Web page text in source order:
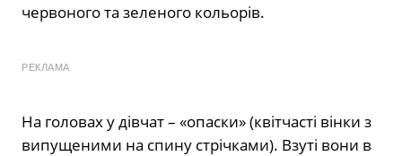
червоного та зеленого кольорів.
РЕКЛАМА
На головах у дівчат – «опаски» (квітчасті вінки з
випущеними на спину стрічками). Взуті вони в